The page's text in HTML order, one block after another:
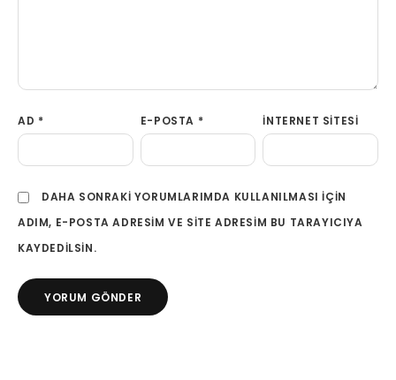
AD * E-POSTA * İNTERNET SITESI
DAHA SONRAKI YORUMLARIMDA KULLANILMASI IÇIN
ADIM, E-POSTA ADRESIM VE SITE ADRESIM BU TARAYICIYA
KAYDEDILSIN.